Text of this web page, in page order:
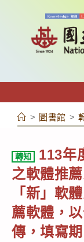
容
> 圖書館 >
轉知
113年
之軟體推
「新」軟
薦軟體，
傳，填寫